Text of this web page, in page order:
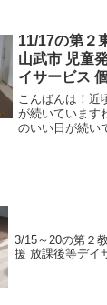
よ♪①アヒルダ
の足タッチ③水
11/17の第２
山武市 児童
イサービス
こんばんは！近
が続いています
のいい日が続い
3/15～20の第２
援 放課後等デイ